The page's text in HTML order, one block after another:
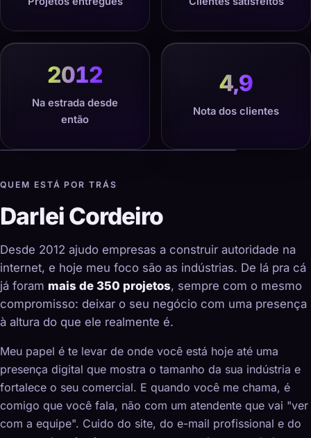
2012
Na estrada desde
então
4,9
Nota dos clientes
QUEM ESTÁ POR TRÁS
Darlei Cordeiro
Desde 2012 ajudo empresas a construir autoridade na
internet, e hoje meu foco são as indústrias. De lá pra cá
já foram mais de 350 projetos, sempre com o mesmo
compromisso: deixar o seu negócio com uma presença
à altura do que ele realmente é.
Meu papel é te levar de onde você está hoje até uma
presença digital que mostra o tamanho da sua indústria e
fortalece o seu comercial. E quando você me chama, é
comigo que você fala, não com um atendente que vai "ver
com a equipe". Cuido do site, do e-mail profissional e do